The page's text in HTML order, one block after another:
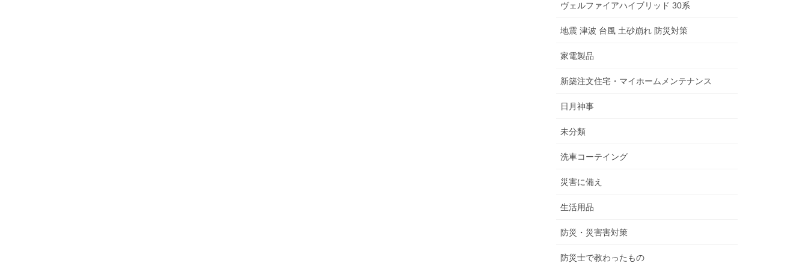
ヴェルファイアハイブリッド 30系
地震 津波 台風 土砂崩れ 防災対策
家電製品
新築注文住宅・マイホームメンテナンス
日月神事
未分類
洗車コーテイング
災害に備え
生活用品
防災・災害害対策
防災士で教わったもの